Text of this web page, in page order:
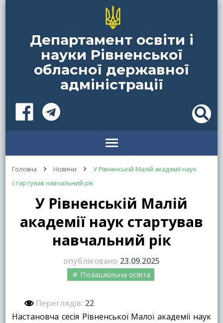
Департамент освіти і
науки Рівненської
обласної державної
адміністрації
Головна Новини
У Рівненській Малій академії наук
стартував навчальний рік
У Рівненській Малій
академії наук стартував
навчальний рік
опубліковано 23.09.2025
Позашкільна освіта
Переглядів: 22
Настановча сесія Рівненської Малої академії наук